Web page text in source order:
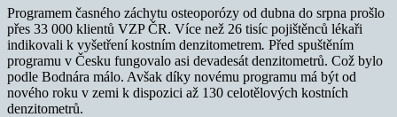
Programem časného záchytu osteoporózy od dubna do srpna prošlo
přes 33 000 klientů VZP ČR. Více než 26 tisíc pojištěnců lékaři
indikovali k vyšetření kostním denzitometrem. Před spuštěním
programu v Česku fungovalo asi devadesát denzitometrů. Což bylo
podle Bodnára málo. Avšak díky novému programu má být od
nového roku v zemi k dispozici až 130 celotělových kostních
denzitometrů.